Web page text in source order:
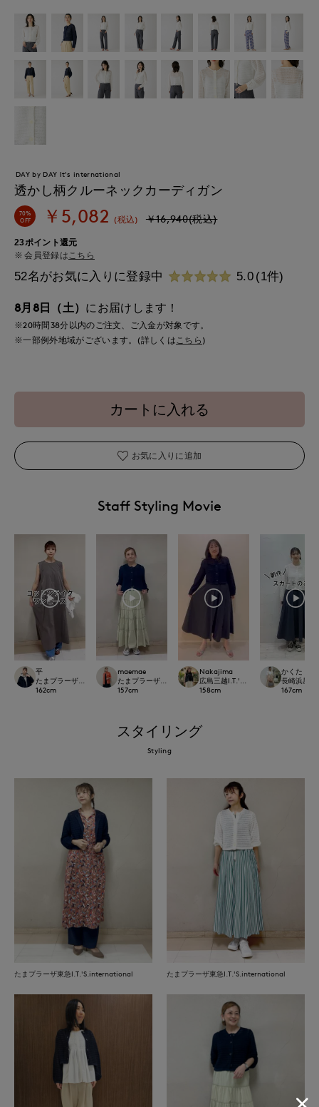
DAY by DAY It's international
透かし柄クルーネックカーディガン
70%
OFF ￥5,082 (税込) ￥16,940(税込)
23ポイント還元
会員登録はこちら
52名がお気に入りに登録中 5.0 (1件)
8月8日（土） にお届けします！
※20時間38分以内のご注文、ご入金が対象です。
※一部例外地域がございます。(詳しくは こちら )
カートに入れる
お気に入りに追加
Staff Styling Movie
平
たまプラーザ東急I.T.'S.international
162cm
maemae
たまプラーザ東急I.T.'S.international
157cm
Nakajima
広島三越I.T.'S.international
158cm
かくた
長崎浜屋
167cm
スタイリング
Styling
たまプラーザ東急I.T.'S.international たまプラーザ東急I.T.'S.international